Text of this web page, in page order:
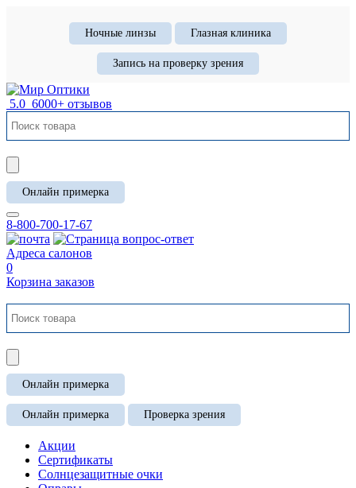
Ночные линзы Глазная клиника
Запись на проверку зрения
5.0 6000+ отзывов
Онлайн примерка
8-800-700-17-67
Адреса салонов
0
Корзина заказов
Онлайн примерка
Онлайн примерка Проверка зрения
Акции
Сертификаты
Солнцезащитные очки